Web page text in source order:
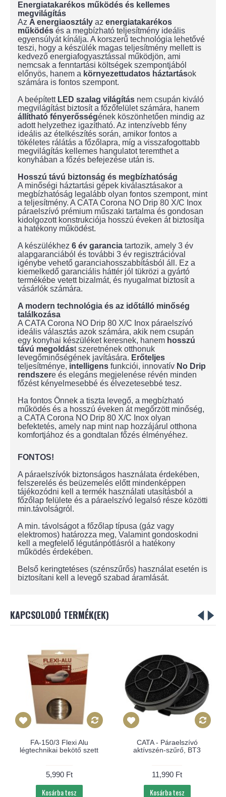
Energiatakarékos működés és kellemes
megvilágítás
Az A energiaosztály az energiatakarékos
működés és a megbízható teljesítmény ideális
egyensúlyát kínálja. A korszerű technológia lehetővé
teszi, hogy a készülék magas teljesítmény mellett is
kedvező energiafogyasztással működjön, ami
nemcsak a fenntartási költségek szempontjából
előnyös, hanem a környezettudatos háztartások
számára is fontos szempont.
A beépített LED szalag világítás nem csupán kiváló
megvilágítást biztosít a főzőfelület számára, hanem
állítható fényerősségének köszönhetően mindig az
adott helyzethez igazítható. Az intenzívebb fény
ideális az ételkészítés során, amikor fontos a
tökéletes rálátás a főzőlapra, míg a visszafogottabb
megvilágítás kellemes hangulatot teremthet a
konyhában a főzés befejezése után is.
Hosszú távú biztonság és megbízhatóság
A minőségi háztartási gépek kiválasztásakor a
megbízhatóság legalább olyan fontos szempont, mint
a teljesítmény. A CATA Corona NO Drip 80 X/C Inox
páraelszívó prémium műszaki tartalma és gondosan
kidolgozott konstrukciója hosszú éveken át biztosítja
a hatékony működést.
A készülékhez 6 év garancia tartozik, amely 3 év
alapgaranciából és további 3 év regisztrációval
igénybe vehető garanciahosszabbításból áll. Ez a
kiemelkedő garanciális háttér jól tükrözi a gyártó
termékébe vetett bizalmát, és nyugalmat biztosít a
vásárlók számára.
A modern technológia és az időtálló minőség
találkozása
A CATA Corona NO Drip 80 X/C Inox páraelszívó
ideális választás azok számára, akik nem csupán
egy konyhai készüléket keresnek, hanem hosszú
távú megoldást szeretnének otthonuk
levegőminőségének javítására. Erőteljes
teljesítménye, intelligens funkciói, innovatív No Drip
rendszere és elegáns megjelenése révén minden
főzést kényelmesebbé és élvezetesebbé tesz.
Ha fontos Önnek a tiszta levegő, a megbízható
működés és a hosszú éveken át megőrzött minőség,
a CATA Corona NO Drip 80 X/C Inox olyan
befektetés, amely nap mint nap hozzájárul otthona
komfortjához és a gondtalan főzés élményéhez.
FONTOS!
A páraelszívók biztonságos használata érdekében,
felszerelés és beüzemelés előtt mindenképpen
tájékozódni kell a termék használati utasításból a
főzőlap felülete és a páraelszívó legalsó része közötti
min.távolságról.
A min. távolságot a főzőlap típusa (gáz vagy
elektromos) határozza meg, Valamint gondoskodni
kell a megfelelő légutánpótlásról a hatékony
működés érdekében.
Belső keringtetéses (szénszűrős) használat esetén is
biztosítani kell a levegő szabad áramlását.
KAPCSOLODÓ TERMÉK(EK)
FA-150/3 Flexi Alu
légtechnikai bekötő szett
5,990 Ft
Kosárba tesz
CATA - Páraelszívó
aktívszén-szűrő, BT3
11,990 Ft
Kosárba tesz